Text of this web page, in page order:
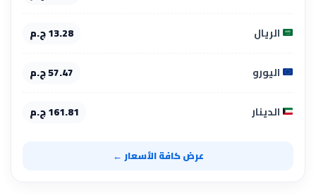
الريال 13.28 ج.م
اليورو 57.47 ج.م
الدينار 161.81 ج.م
عرض كافة الأسعار ←